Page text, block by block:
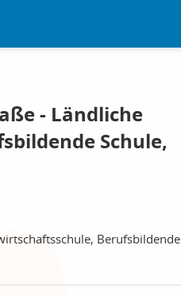
- Ländliche
Schule,
Berufsbildende